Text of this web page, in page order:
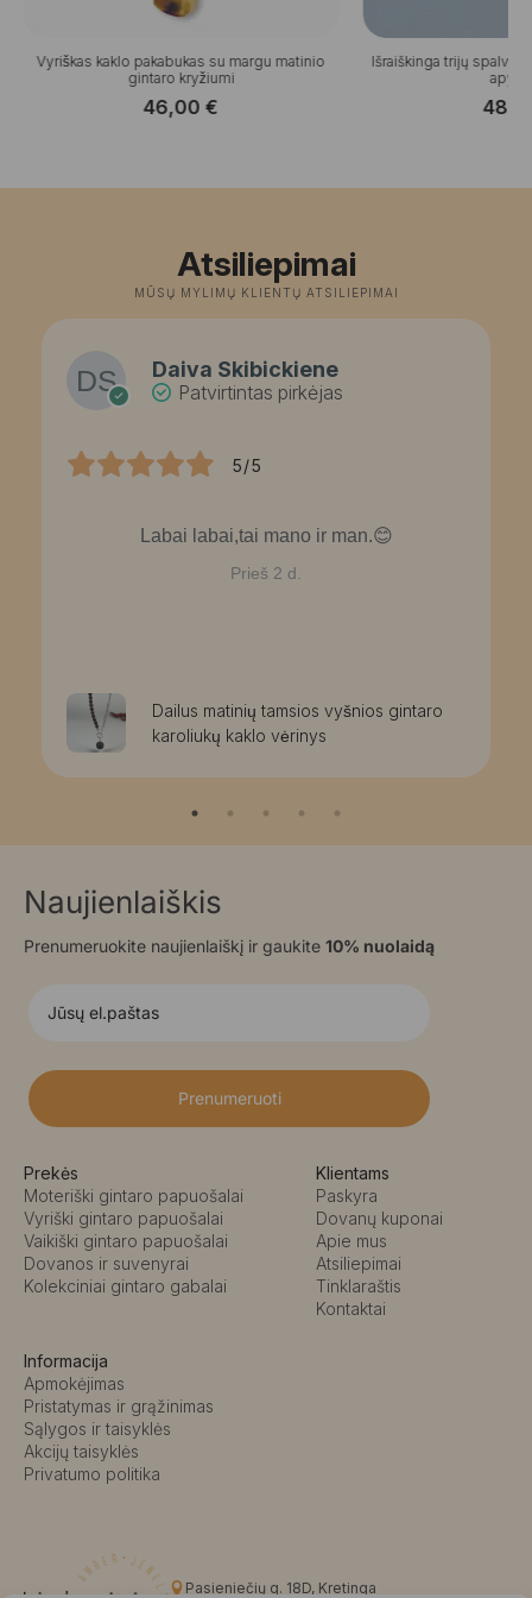
Vyriškas kaklo pakabukas su margu matinio
gintaro kryžiumi
46,00€
Išraiškinga trijų spalvų
Atsiliepimai
MŪSŲ MYLIMŲ KLIENTŲ ATSILIEPIMAI
Daiva Skibickiene
Patvirtintas pirkėjas
5/5
Labai labai,tai mano ir man.😊
Prieš 2 d.
Dailus matinių tamsios vyšnios gintaro
karoliukų kaklo vėrinys
Naujienlaiškis
Prenumeruokite naujienlaiškį ir gaukite 10% nuolaidą
Prenumeruoti
Prekės
Moteriški gintaro papuošalai
Vyriški gintaro papuošalai
Vaikiški gintaro papuošalai
Dovanos ir suvenyrai
Kolekciniai gintaro gabalai
Klientams
Paskyra
Dovanų kuponai
Apie mus
Atsiliepimai
Tinklaraštis
Kontaktai
Informacija
Apmokėjimas
Pristatymas ir grąžinimas
Sąlygos ir taisyklės
Akcijų taisyklės
Privatumo politika
Pasieniečių g. 18D, Kretinga